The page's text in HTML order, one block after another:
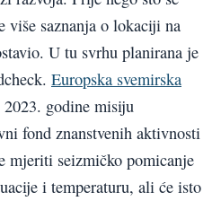
više saznanja o lokaciji na
U tu svrhu planirana je
Europska svemirska
godine misiju
fond znanstvenih aktivnosti
mjeriti seizmičko pomicanje
i temperaturu, ali će isto